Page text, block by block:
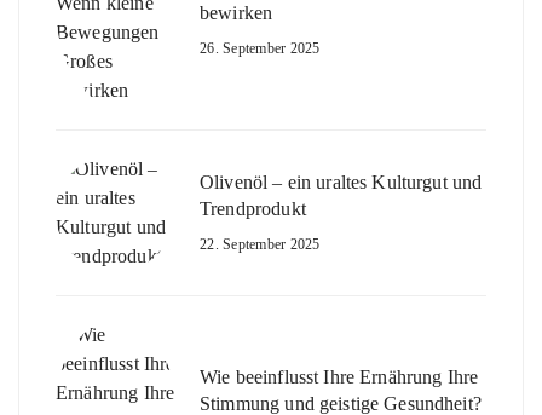
bewirken
26. September 2025
Olivenöl – ein uraltes Kulturgut und
Trendprodukt
22. September 2025
Wie beeinflusst Ihre Ernährung Ihre
Stimmung und geistige Gesundheit?